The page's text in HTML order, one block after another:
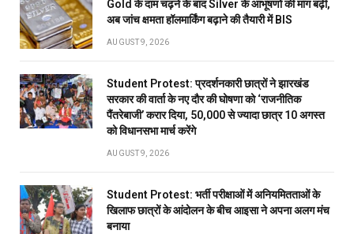
Gold के दाम चढ़ने के बाद Silver के आभूषणों की मांग बढ़ी,
अब जांच क्षमता हॉलमार्किंग बढ़ाने की तैयारी में BIS
AUGUST 9, 2026
Student Protest: प्रदर्शनकारी छात्रों ने झारखंड
सरकार की वार्ता के नए दौर की घोषणा को ‘राजनीतिक
पैंतरेबाजी’ करार दिया, 50,000 से ज्यादा छात्र 10 अगस्त
को विधानसभा मार्च करेंगे
AUGUST 9, 2026
Student Protest: भर्ती परीक्षाओं में अनियमितताओं के
खिलाफ छात्रों के आंदोलन के बीच आइसा ने अपना अलग मंच
बनाया